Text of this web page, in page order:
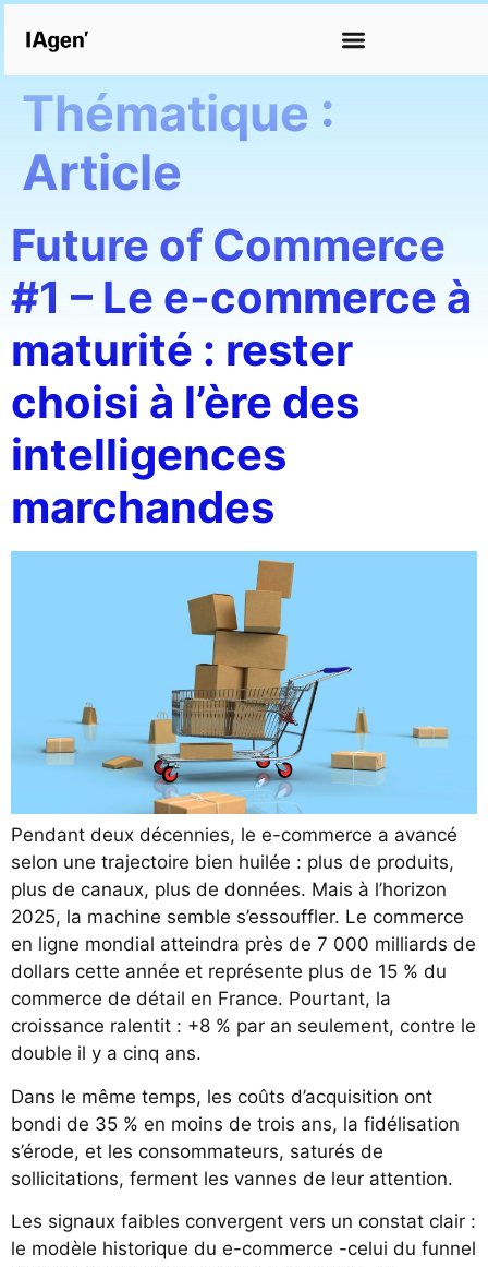
Thématique :
Article
Future of Commerce
#1 – Le e-commerce à
maturité : rester
choisi à l’ère des
intelligences
marchandes
Pendant deux décennies, le e-commerce a avancé
selon une trajectoire bien huilée : plus de produits,
plus de canaux, plus de données. Mais à l’horizon
2025, la machine semble s’essouffler. Le commerce
en ligne mondial atteindra près de 7 000 milliards de
dollars cette année et représente plus de 15 % du
commerce de détail en France. Pourtant, la
croissance ralentit : +8 % par an seulement, contre le
double il y a cinq ans.
Dans le même temps, les coûts d’acquisition ont
bondi de 35 % en moins de trois ans, la fidélisation
s’érode, et les consommateurs, saturés de
sollicitations, ferment les vannes de leur attention.
Les signaux faibles convergent vers un constat clair :
le modèle historique du e-commerce -celui du funnel